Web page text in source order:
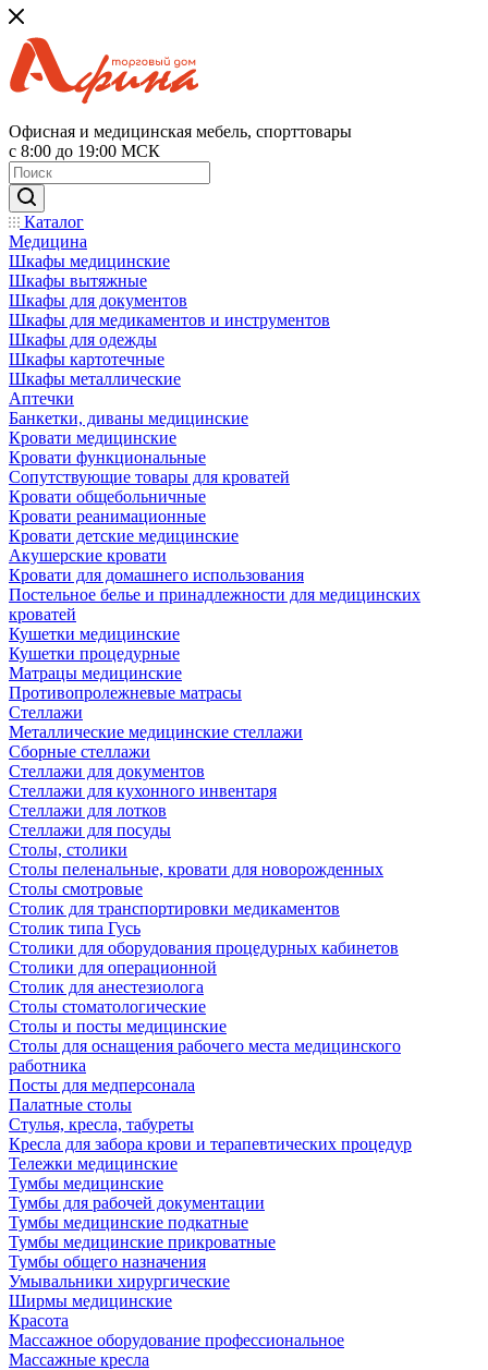
Офисная и медицинская мебель, спорттовары
с 8:00 до 19:00 МСК
Каталог
Медицина
Шкафы медицинские
Шкафы вытяжные
Шкафы для документов
Шкафы для медикаментов и инструментов
Шкафы для одежды
Шкафы картотечные
Шкафы металлические
Аптечки
Банкетки, диваны медицинские
Кровати медицинские
Кровати функциональные
Сопутствующие товары для кроватей
Кровати общебольничные
Кровати реанимационные
Кровати детские медицинские
Акушерские кровати
Кровати для домашнего использования
Постельное белье и принадлежности для медицинских
кроватей
Кушетки медицинские
Кушетки процедурные
Матрацы медицинские
Противопролежневые матрасы
Стеллажи
Металлические медицинские стеллажи
Сборные стеллажи
Стеллажи для документов
Стеллажи для кухонного инвентаря
Стеллажи для лотков
Стеллажи для посуды
Столы, столики
Столы пеленальные, кровати для новорожденных
Столы смотровые
Столик для транспортировки медикаментов
Столик типа Гусь
Столики для оборудования процедурных кабинетов
Столики для операционной
Столик для анестезиолога
Столы стоматологические
Столы и посты медицинские
Столы для оснащения рабочего места медицинского
работника
Посты для медперсонала
Палатные столы
Стулья, кресла, табуреты
Кресла для забора крови и терапевтических процедур
Тележки медицинские
Тумбы медицинские
Тумбы для рабочей документации
Тумбы медицинские подкатные
Тумбы медицинские прикроватные
Тумбы общего назначения
Умывальники хирургические
Ширмы медицинские
Красота
Массажное оборудование профессиональное
Массажные кресла